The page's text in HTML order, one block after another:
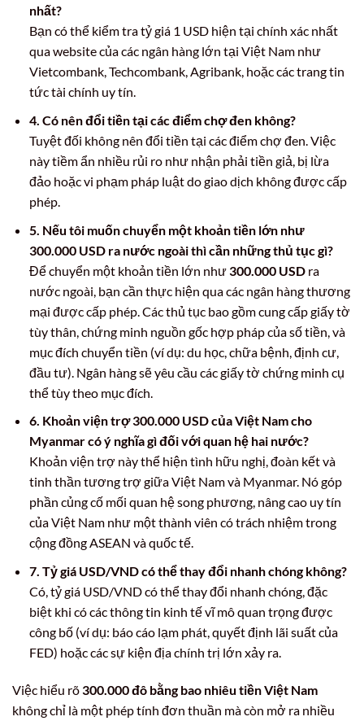
nhất?
Bạn có thể kiểm tra tỷ giá 1 USD hiện tại chính xác nhất
qua website của các ngân hàng lớn tại Việt Nam như
Vietcombank, Techcombank, Agribank, hoặc các trang tin
tức tài chính uy tín.
4. Có nên đổi tiền tại các điểm chợ đen không?
Tuyệt đối không nên đổi tiền tại các điểm chợ đen. Việc
này tiềm ẩn nhiều rủi ro như nhận phải tiền giả, bị lừa
đảo hoặc vi phạm pháp luật do giao dịch không được cấp
phép.
5. Nếu tôi muốn chuyển một khoản tiền lớn như
300.000 USD ra nước ngoài thì cần những thủ tục gì?
Để chuyển một khoản tiền lớn như300.000 USDra
nước ngoài, bạn cần thực hiện qua các ngân hàng thương
mại được cấp phép. Các thủ tục bao gồm cung cấp giấy tờ
tùy thân, chứng minh nguồn gốc hợp pháp của số tiền, và
mục đích chuyển tiền (ví dụ: du học, chữa bệnh, định cư,
đầu tư). Ngân hàng sẽ yêu cầu các giấy tờ chứng minh cụ
thể tùy theo mục đích.
6. Khoản viện trợ 300.000 USD của Việt Nam cho
Myanmar có ý nghĩa gì đối với quan hệ hai nước?
Khoản viện trợ này thể hiện tình hữu nghị, đoàn kết và
tinh thần tương trợ giữa Việt Nam và Myanmar. Nó góp
phần củng cố mối quan hệ song phương, nâng cao uy tín
của Việt Nam như một thành viên có trách nhiệm trong
cộng đồng ASEAN và quốc tế.
7. Tỷ giá USD/VND có thể thay đổi nhanh chóng không?
Có, tỷ giá USD/VND có thể thay đổi nhanh chóng, đặc
biệt khi có các thông tin kinh tế vĩ mô quan trọng được
công bố (ví dụ: báo cáo lạm phát, quyết định lãi suất của
FED) hoặc các sự kiện địa chính trị lớn xảy ra.
Việc hiểu rõ300.000 đô bằng bao nhiêu tiền Việt Nam
không chỉ là một phép tính đơn thuần mà còn mở ra nhiều